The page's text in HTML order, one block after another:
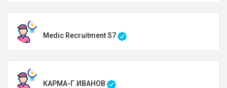
Medic Recruitment S7
КАРМА-Г.ИВАНОВ